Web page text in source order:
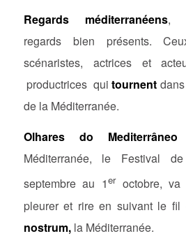
Regards méditerranéens,
regards bien présents.
scénaristes, actrices et
productrices quitournent
de la Méditerranée.
Olhares do Mediterrâneo
Méditerranée, le Festival
septembre au 1eroctobre, va
pleurer et rire en suivant le fil
nostrum,la Méditerranée.